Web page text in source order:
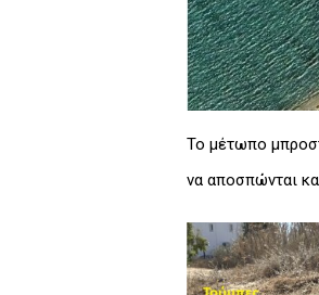
Το μέτωπο
να αποσπώνται